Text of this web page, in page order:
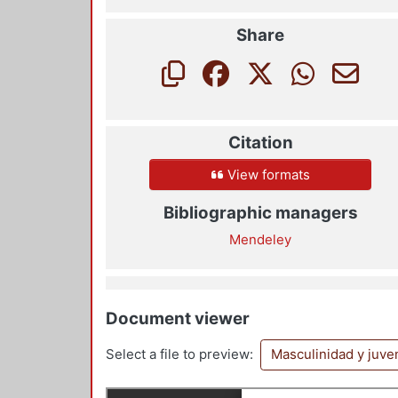
Share
Citation
View formats
Bibliographic managers
Mendeley
Document viewer
Select a file to preview: Masculinidad y